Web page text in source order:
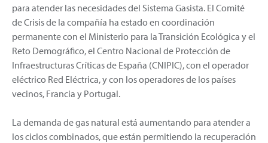
para atender las necesidades del Sistema Gasista. El Comité
de Crisis de la compañía ha estado en coordinación
permanente con el Ministerio para la Transición Ecológica y el
Reto Demográfico, el Centro Nacional de Protección de
Infraestructuras Críticas de España (CNIPIC), con el operador
eléctrico Red Eléctrica, y con los operadores de los países
vecinos, Francia y Portugal.
La demanda de gas natural está aumentando para atender a
los ciclos combinados, que están permitiendo la recuperación